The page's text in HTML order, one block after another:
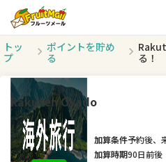
トッ
プ
ポイントを貯め
る
る！
Rakuten Oyado
加算条件予約後、
加算時期90日前後